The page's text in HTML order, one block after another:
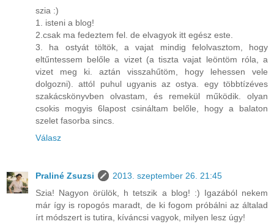
szia :)
1. isteni a blog!
2.csak ma fedeztem fel. de elvagyok itt egész este.
3. ha ostyát töltök, a vajat mindig felolvasztom, hogy
eltűntessem belőle a vizet (a tiszta vajat leöntöm róla, a
vizet meg ki. aztán visszahűtöm, hogy lehessen vele
dolgozni). attól puhul ugyanis az ostya. egy többtízéves
szakácskönyvben olvastam, és remekül működik. olyan
csokis mogyis 6lapost csináltam belőle, hogy a balaton
szelet fasorba sincs.
Válasz
Praliné Zsuzsi
2013. szeptember 26. 21:45
Szia! Nagyon örülök, h tetszik a blog! :) Igazából nekem
már így is ropogós maradt, de ki fogom próbálni az általad
írt módszert is tutira, kíváncsi vagyok, milyen lesz úgy!